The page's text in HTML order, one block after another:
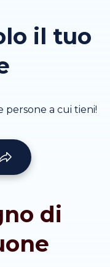
il tuo
persone a cui tieni!
di